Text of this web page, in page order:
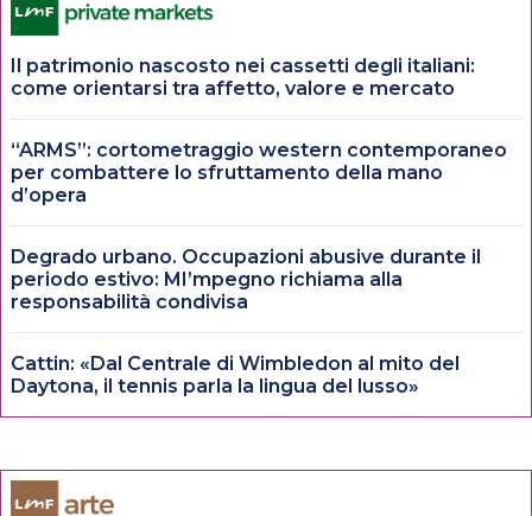
Il patrimonio nascosto nei cassetti degli italiani:
come orientarsi tra affetto, valore e mercato
“ARMS”: cortometraggio western contemporaneo
per combattere lo sfruttamento della mano
d’opera
Degrado urbano. Occupazioni abusive durante il
periodo estivo: MI’mpegno richiama alla
responsabilità condivisa
Cattin: «Dal Centrale di Wimbledon al mito del
Daytona, il tennis parla la lingua del lusso»